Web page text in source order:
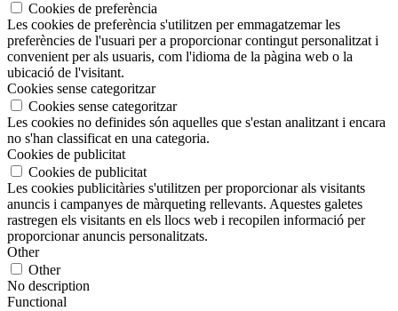
Cookies de preferència
Les cookies de preferència s'utilitzen per emmagatzemar les
preferències de l'usuari per a proporcionar contingut personalitzat i
convenient per als usuaris, com l'idioma de la pàgina web o la
ubicació de l'visitant.
Cookies sense categoritzar
Cookies sense categoritzar
Les cookies no definides són aquelles que s'estan analitzant i encara
no s'han classificat en una categoria.
Cookies de publicitat
Cookies de publicitat
Les cookies publicitàries s'utilitzen per proporcionar als visitants
anuncis i campanyes de màrqueting rellevants. Aquestes galetes
rastregen els visitants en els llocs web i recopilen informació per
proporcionar anuncis personalitzats.
Other
Other
No description
Functional